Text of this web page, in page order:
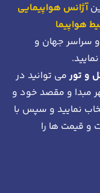
آژانس هواپیمایی
هواپیما
و سراسر جهان و
و تورمی توانید در
مبدا و مقصد خود و
نمایید و سپس با
و قیمت ها را